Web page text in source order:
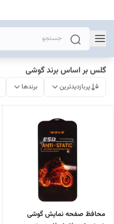
گلس بر اساس برند گوشی
پربازدیدترین برندها
محافظ صفحه نمایش گوشی